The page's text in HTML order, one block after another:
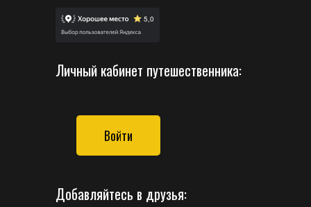
Личный кабинет путешественника:
Войти
Добавляйтесь в друзья: